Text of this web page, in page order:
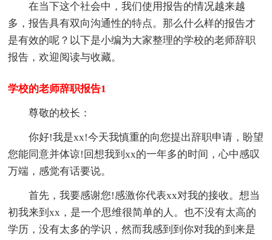
在当下这个社会中，我们使用报告的情况越来越
多，报告具有双向沟通性的特点。那么什么样的报告才
是有效的呢？以下是小编为大家整理的学校的老师辞职
报告，欢迎阅读与收藏。
学校的老师辞职报告1
尊敬的校长：
你好!我是xx!今天我慎重的向您提出辞职申请，盼望
您能同意并体谅!回想我到xx的一年多的时间，心中感叹
万端，感觉有话要说。
首先，我要感谢您!感激你代表xx对我的接收。想当
初我来到xx，是一个思维很简单的人。也不没有太高的
学历，没有太多的学识，然而我感到到你对我的到来是